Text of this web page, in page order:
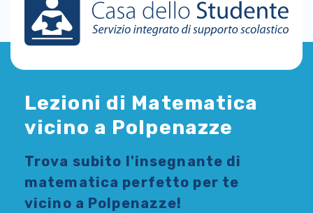
Lezioni di Matematica
vicino a Polpenazze
Trova subito l'insegnante di
matematica perfetto per te
vicino a Polpenazze!